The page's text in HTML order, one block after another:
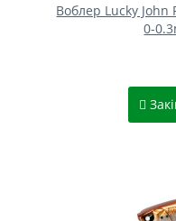
Воблер Lucky John
0-